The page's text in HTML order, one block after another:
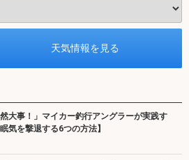
然大事！」マイカー釣行アングラーが実践す
気を撃退する6つの方法】